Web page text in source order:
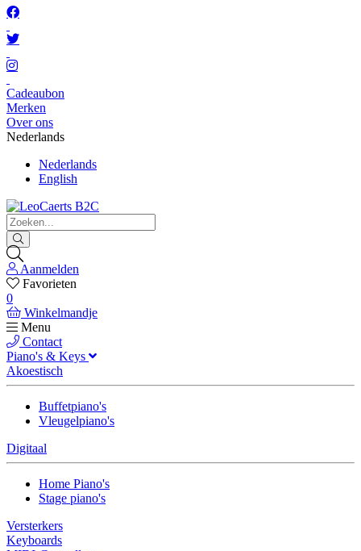
Cadeaubon
Merken
Over ons
Nederlands
Nederlands
English
Aanmelden
Favorieten
0
Winkelmandje
Menu
Contact
Piano's & Keys
Akoestisch
Buffetpiano's
Vleugelpiano's
Digitaal
Home Piano's
Stage piano's
Versterkers
Keyboards